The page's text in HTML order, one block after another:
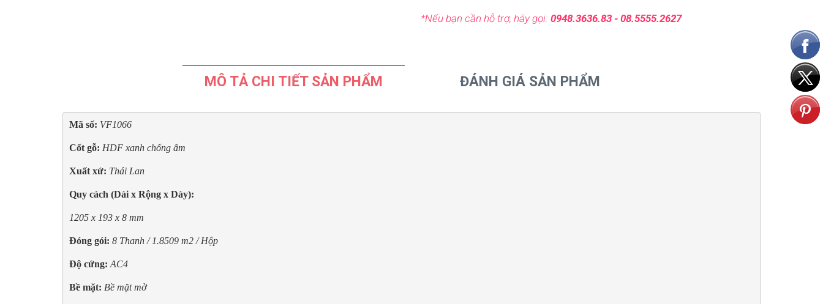
*Nếu bạn cần hỗ trợ, hãy gọi: 0948.3636.83 - 08.5555.2627
MÔ TẢ CHI TIẾT SẢN PHẨM ĐÁNH GIÁ SẢN PHẨM
Mã số: VF1066
Cốt gỗ: HDF xanh chống ẩm
Xuất xứ: Thái Lan
Quy cách (Dài x Rộng x Dày):
1205 x 193 x 8 mm
Đóng gói: 8 Thanh / 1.8509 m2 / Hộp
Độ cứng: AC4
Bề mặt: Bề mặt mờ